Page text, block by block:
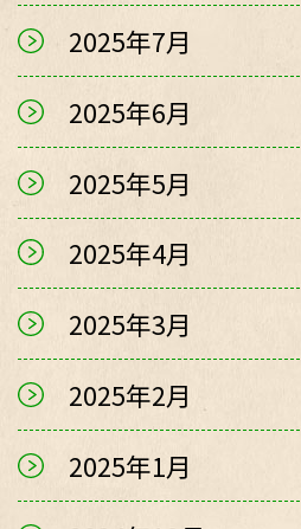
2025年7月
2025年6月
2025年5月
2025年4月
2025年3月
2025年2月
2025年1月